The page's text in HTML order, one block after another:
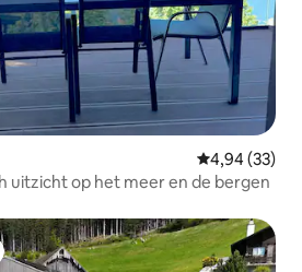
Gemiddelde
4,94 (33)
uitzicht op het meer en de bergen